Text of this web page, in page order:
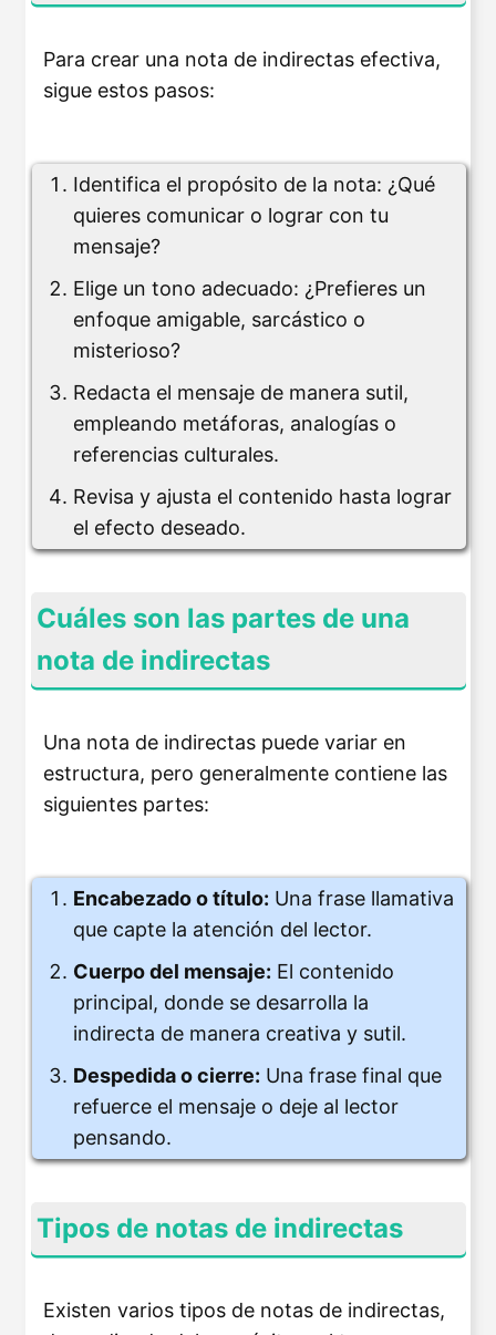
Para crear una nota de indirectas efectiva,
sigue estos pasos:
Identifica el propósito de la nota: ¿Qué
quieres comunicar o lograr con tu
mensaje?
Elige un tono adecuado: ¿Prefieres un
enfoque amigable, sarcástico o
misterioso?
Redacta el mensaje de manera sutil,
empleando metáforas, analogías o
referencias culturales.
Revisa y ajusta el contenido hasta lograr
el efecto deseado.
Cuáles son las partes de una
nota de indirectas
Una nota de indirectas puede variar en
estructura, pero generalmente contiene las
siguientes partes:
Encabezado o título: Una frase llamativa
que capte la atención del lector.
Cuerpo del mensaje: El contenido
principal, donde se desarrolla la
indirecta de manera creativa y sutil.
Despedida o cierre: Una frase final que
refuerce el mensaje o deje al lector
pensando.
Tipos de notas de indirectas
Existen varios tipos de notas de indirectas,